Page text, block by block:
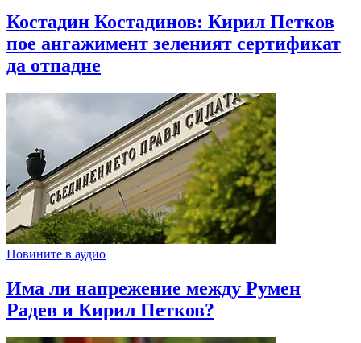
Костадин Костадинов: Кирил Петков
пое ангажимент зеленият сертификат
да отпадне
Новините в аудио
Има ли напрежение между Румен
Радев и Кирил Петков?